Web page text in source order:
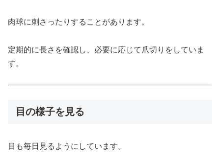
肉球に刺さったりすることがあります。
定期的に長さを確認し、必要に応じて爪切りをしていま
す。
目の様子を見る
目も毎日見るようにしています。